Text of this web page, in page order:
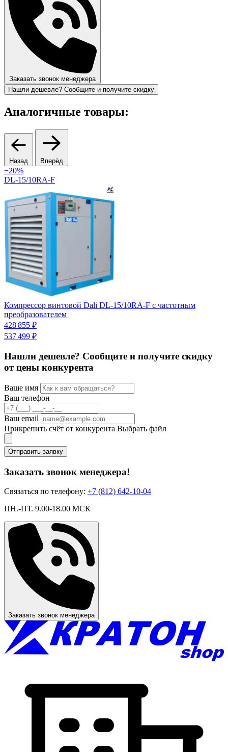
Заказать звонок менеджера
Нашли дешевле? Сообщите и получите скидку
Аналогичные товары:
Назад Вперёд
−20%
DL-15/10RA-F
Компрессор винтовой Dali DL-15/10RA-F с частотным
преобразователем
428 855 ₽
537 499 ₽
Нашли дешевле? Сообщите и получите скидку
от цены конкурента
Ваше имя
Ваш телефон
Ваш email
Прикрепить счёт от конкурента Выбрать файл
Отправить заявку
Заказать звонок менеджера!
Связаться по телефону: +7 (812) 642-10-04
ПН.-ПТ. 9.00-18.00 МСК
Заказать звонок менеджера